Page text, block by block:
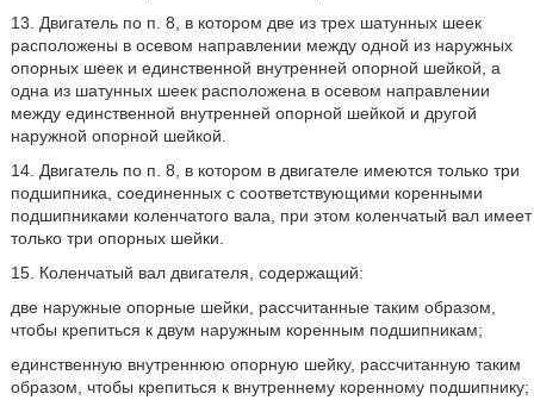
13. Двигатель по п. 8, в котором две из трех шатунных шеек
расположены в осевом направлении между одной из наружных
опорных шеек и единственной внутренней опорной шейкой, а
одна из шатунных шеек расположена в осевом направлении
между единственной внутренней опорной шейкой и другой
наружной опорной шейкой.
14. Двигатель по п. 8, в котором в двигателе имеются только три
подшипника, соединенных с соответствующими коренными
подшипниками коленчатого вала, при этом коленчатый вал имеет
только три опорных шейки.
15. Коленчатый вал двигателя, содержащий:
две наружные опорные шейки, рассчитанные таким образом,
чтобы крепиться к двум наружным коренным подшипникам;
единственную внутреннюю опорную шейку, рассчитанную таким
образом, чтобы крепиться к внутреннему коренному подшипнику;